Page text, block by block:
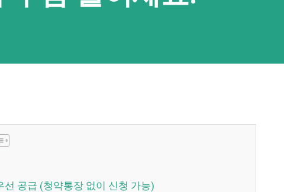
선 공급 (청약통장 없이 신청 가능)